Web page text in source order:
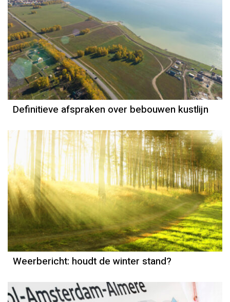
Definitieve afspraken over bebouwen kustlijn
Weerbericht
Reinier van den Berg
Weerbericht: houdt de winter stand?